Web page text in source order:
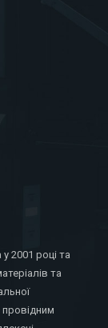
2001 році та
та